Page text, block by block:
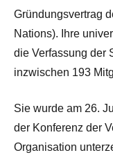
Gründungsvertrag
Nations). Ihre
die Verfassung der
inzwischen 193
Sie wurde am 26.
der Konferenz der
Organisation